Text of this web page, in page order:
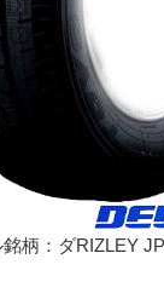
柄：ダRIZLEY